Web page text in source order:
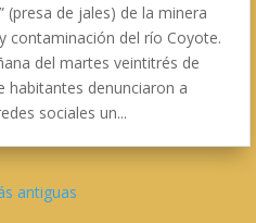
(presa de jales) de la minera
contaminación del río Coyote.
del martes veintitrés de
habitantes denunciaron a
sociales un...
antiguas